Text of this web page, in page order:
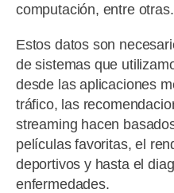
computación, entre otras.
Estos datos son
de sistemas que
desde las aplicaciones
tráfico, las
streaming hacen
películas favoritas, el
deportivos y hasta el
enfermedades.